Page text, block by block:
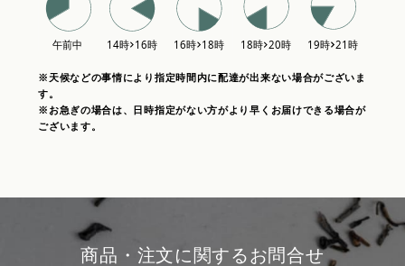
※天候などの事情により指定時間内に配達が出来ない場合がございま
す。
※お急ぎの場合は、日時指定がない方がより早くお届けできる場合が
ございます。
商品・注文に関するお問合せ